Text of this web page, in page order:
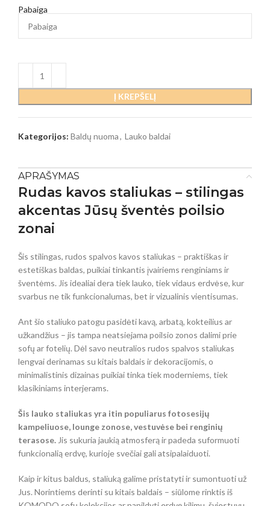
Pabaiga
Į KREPŠELĮ
Kategorijos: Baldų nuoma, Lauko baldai
APRAŠYMAS
Rudas kavos staliukas – stilingas
akcentas Jūsų šventės poilsio
zonai
Šis stilingas, rudos spalvos kavos staliukas – praktiškas ir
estetiškas baldas, puikiai tinkantis įvairiems renginiams ir
šventėms. Jis idealiai dera tiek lauko, tiek vidaus erdvėse, kur
svarbus ne tik funkcionalumas, bet ir vizualinis vientisumas.
Ant šio staliuko patogu pasidėti kavą, arbatą, kokteilius ar
užkandžius – jis tampa neatsiejama poilsio zonos dalimi prie
sofų ar fotelių. Dėl savo neutralios rudos spalvos staliukas
lengvai derinamas su kitais baldais ir dekoracijomis, o
minimalistinis dizainas puikiai tinka tiek moderniems, tiek
klasikiniams interjerams.
Šis lauko staliukas yra itin populiarus fotosesijų
kampeliuose, lounge zonose, vestuvėse bei renginių
terasose. Jis sukuria jaukią atmosferą ir padeda suformuoti
funkcionalią erdvę, kurioje svečiai gali atsipalaiduoti.
Kaip ir kitus baldus, staliuką galime pristatyti ir sumontuoti už
Jus. Norintiems derinti su kitais baldais – siūlome rinktis iš